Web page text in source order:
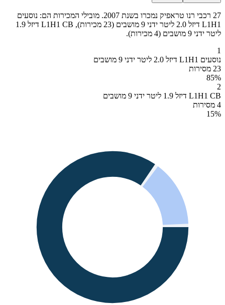
27 רכבי רנו טראפיק נמכרו בשנת 2007. מובילי המכירות הם: נוסעים
L1H1 דיזל 2.0 ליטר ידני 9 מושבים (23 מכירות), L1H1 CB דיזל 1.9
ליטר ידני 9 מושבים (4 מכירות).
1
נוסעים L1H1 דיזל 2.0 ליטר ידני 9 מושבים
23 מסירות
85%
2
L1H1 CB דיזל 1.9 ליטר ידני 9 מושבים
4 מסירות
15%